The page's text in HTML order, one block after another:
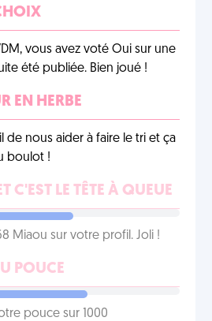
vous avez voté Oui sur une
été publiée. Bien joué !
EN HERBE
de nous aider à faire le tri et ça
boulot !
C'EST LE TÊTE À QUEUE
Miaou sur votre profil. Joli !
POUCE
pouce sur 1000